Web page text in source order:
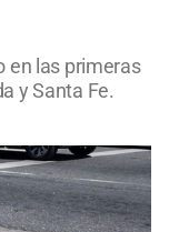
en las primeras
y Santa Fe.